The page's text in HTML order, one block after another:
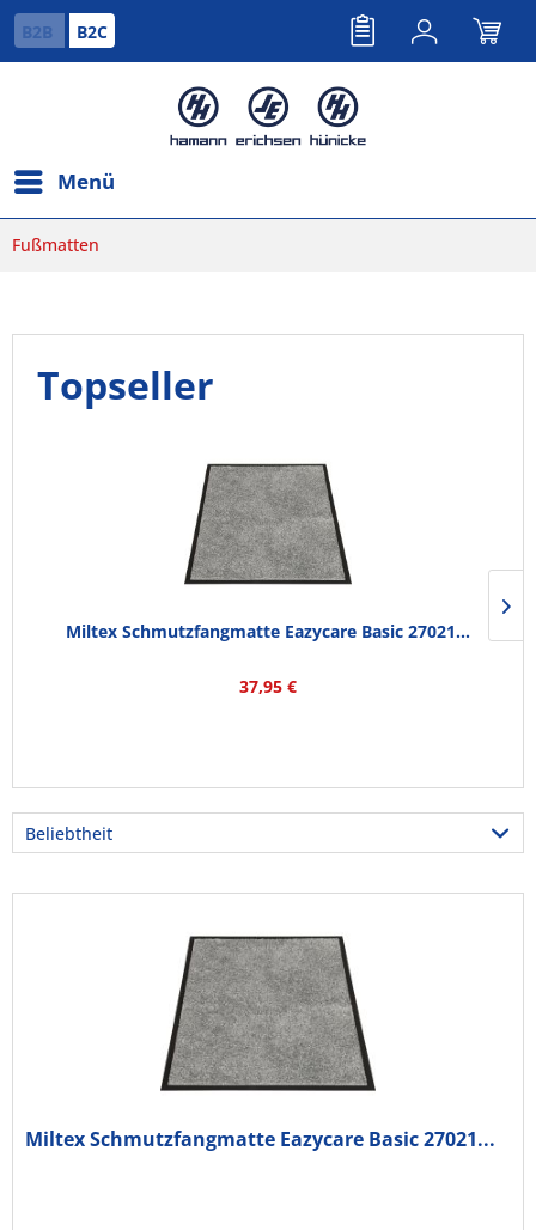
B2B B2C
Menü
Fußmatten
Topseller
Miltex Schmutzfangmatte Eazycare Basic 27021...
37,95 €
Miltex Schmutzfangmatte Eazycare Basic 27021...